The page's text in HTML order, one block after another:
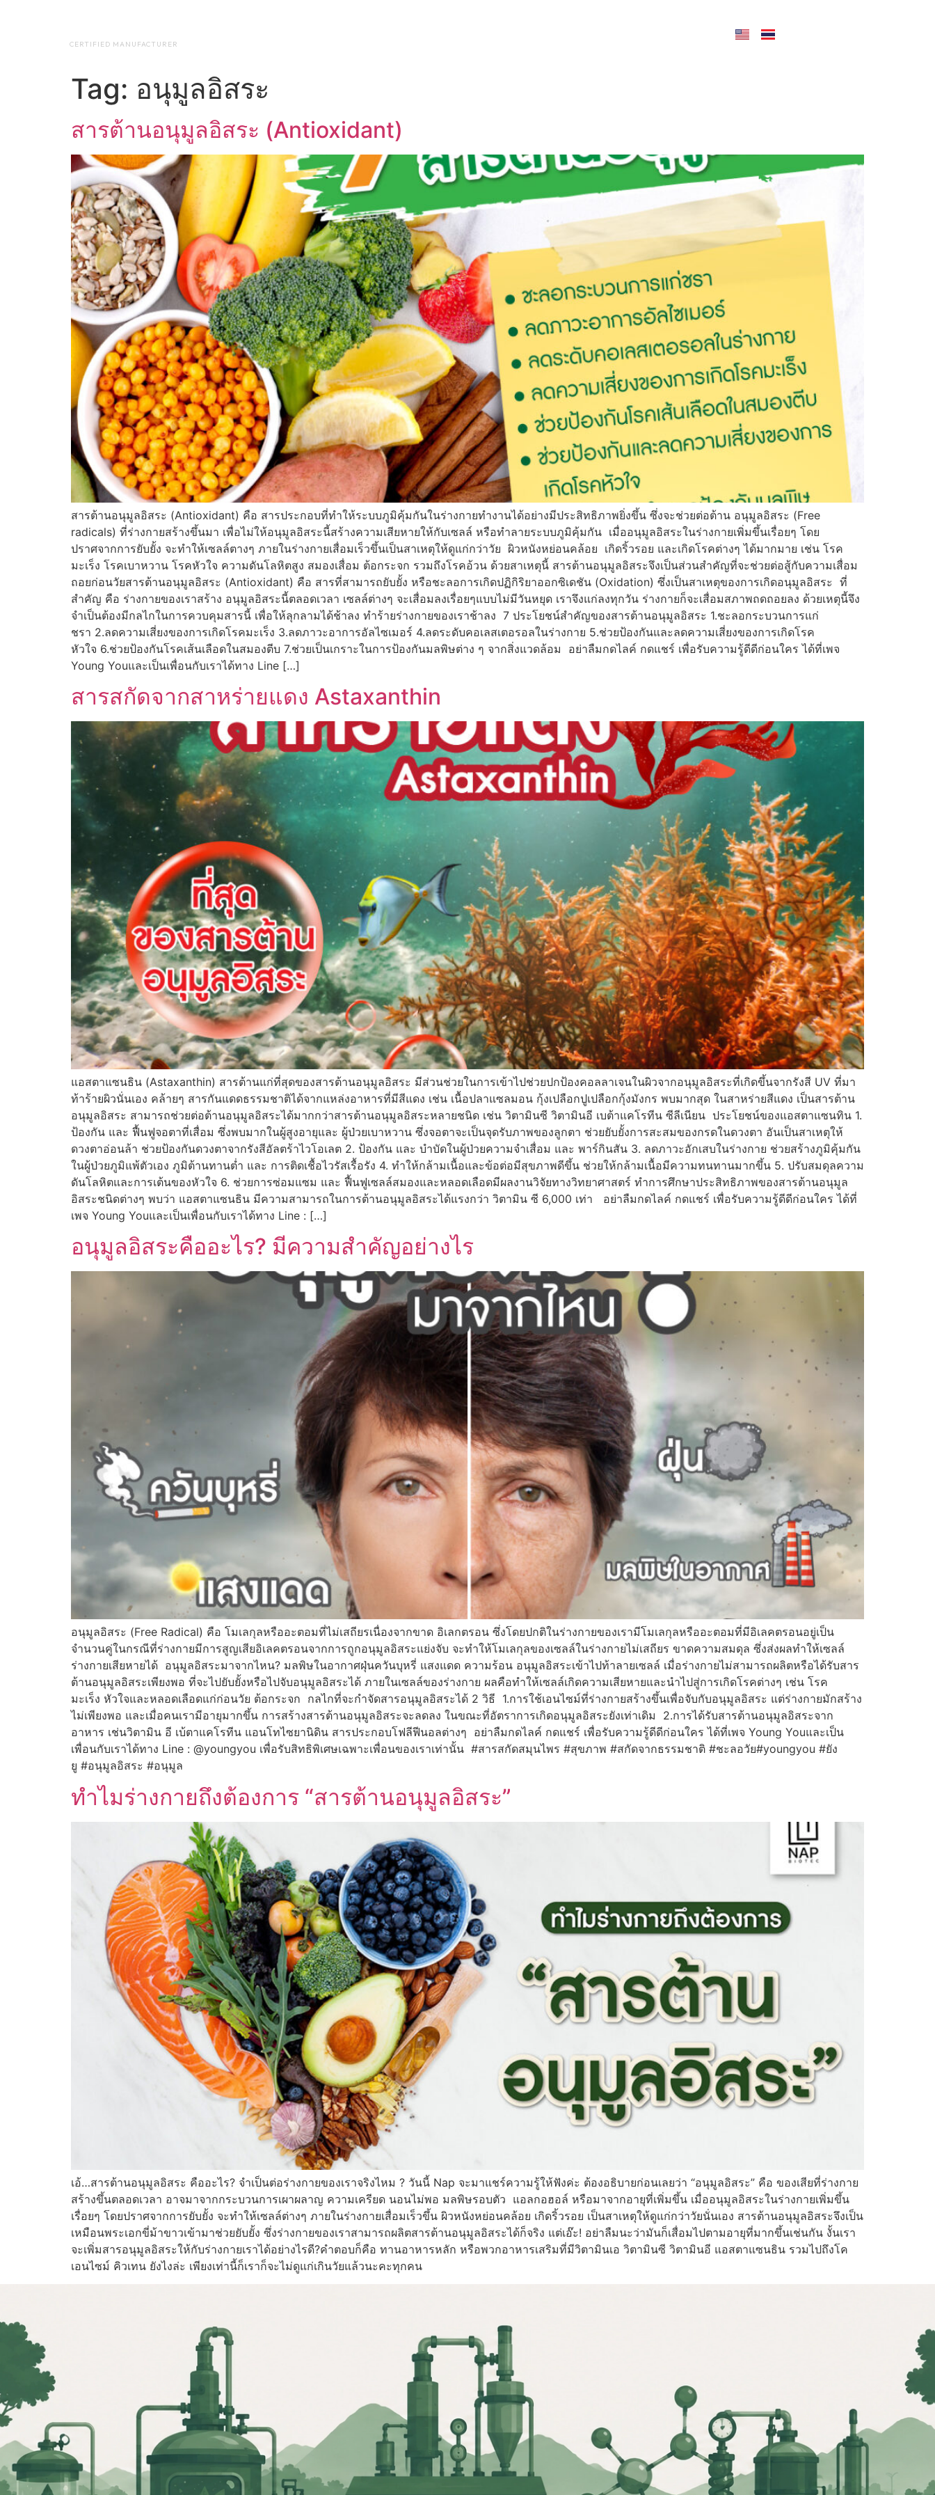
CERTIFIED MANUFACTURER
Tag: อนุมูลอิสระ
สารต้านอนุมูลอิสระ (Antioxidant)
สารต้านอนุมูลอิสระ (Antioxidant) คือ สารประกอบที่ทำให้ระบบภูมิคุ้มกันในร่างกายทำงานได้อย่างมีประสิทธิภาพยิ่งขึ้น ซึ่งจะช่วยต่อต้าน อนุมูลอิสระ (Free
radicals) ที่ร่างกายสร้างขึ้นมา เพื่อไม่ให้อนุมูลอิสระนี้สร้างความเสียหายให้กับเซลล์ หรือทำลายระบบภูมิคุ้มกัน เมื่ออนุมูลอิสระในร่างกายเพิ่มขึ้นเรื่อยๆ โดย
ปราศจากการยับยั้ง จะทำให้เซลล์ตางๆ ภายในร่างกายเสื่อมเร็วขึ้นเป็นสาเหตุให้ดูแก่กว่าวัย ผิวหนังหย่อนคล้อย เกิดริ้วรอย และเกิดโรคต่างๆ ได้มากมาย เช่น โรค
มะเร็ง โรคเบาหวาน โรคหัวใจ ความดันโลหิตสูง สมองเสื่อม ต้อกระจก รวมถึงโรคอ้วน ด้วยสาเหตุนี้ สารต้านอนุมูลอิสระจึงเป็นส่วนสำคัญที่จะช่วยต่อสู้กับความเสื่อม
ถอยก่อนวัยสารต้านอนุมูลอิสระ (Antioxidant) คือ สารที่สามารถยับยั้ง หรือชะลอการเกิดปฏิกิริยาออกซิเดชัน (Oxidation) ซึ่งเป็นสาเหตุของการเกิดอนุมูลอิสระ ที่
สำคัญ คือ ร่างกายของเราสร้าง อนุมูลอิสระนี้ตลอดเวลา เซลล์ต่างๆ จะเสื่อมลงเรื่อยๆแบบไม่มีวันหยุด เราจึงแก่ลงทุกวัน ร่างกายก็จะเสื่อมสภาพถดถอยลง ด้วยเหตุนี้จึง
จำเป็นต้องมีกลไกในการควบคุมสารนี้ เพื่อให้ลุกลามได้ช้าลง ทำร้ายร่างกายของเราช้าลง 7 ประโยชน์สำคัญของสารต้านอนุมูลอิสระ 1.ชะลอกระบวนการแก่
ชรา 2.ลดความเสี่ยงของการเกิดโรคมะเร็ง 3.ลดภาวะอาการอัลไซเมอร์ 4.ลดระดับคอเลสเตอรอลในร่างกาย 5.ช่วยป้องกันและลดความเสี่ยงของการเกิดโรค
หัวใจ 6.ช่วยป้องกันโรคเส้นเลือดในสมองตีบ 7.ช่วยเป็นเกราะในการป้องกันมลพิษต่าง ๆ จากสิ่งแวดล้อม อย่าลืมกดไลค์ กดแชร์ เพื่อรับความรู้ดีดีก่อนใคร ได้ที่เพจ
Young Youและเป็นเพื่อนกับเราได้ทาง Line […]
สารสกัดจากสาหร่ายแดง Astaxanthin
แอสตาแซนธิน (Astaxanthin) สารต้านแก่ที่สุดของสารต้านอนุมูลอิสระ มีส่วนช่วยในการเข้าไปช่วยปกป้องคอลลาเจนในผิวจากอนุมูลอิสระที่เกิดขึ้นจากรังสี UV ที่มา
ท้าร้ายผิวนั่นเอง คล้ายๆ สารกันแดดธรรมชาติได้จากแหล่งอาหารที่มีสีแดง เช่น เนื้อปลาแซลมอน กุ้งเปลือกปูเปลือกกุ้งมังกร พบมากสุด ในสาหร่ายสีแดง เป็นสารต้าน
อนุมูลอิสระ สามารถช่วยต่อต้านอนุมูลอิสระได้มากกว่าสารต้านอนุมูลอิสระหลายชนิด เช่น วิตามินซี วิตามินอี เบต้าแคโรทีน ซีลีเนียน ประโยชน์ของแอสตาแซนทิน 1.
ป้องกัน และ ฟื้นฟูจอตาที่เสื่อม ซึ่งพบมากในผู้สูงอายุและ ผู้ป่วยเบาหวาน ซึ่งจอตาจะเป็นจุดรับภาพของลูกตา ช่วยยับยั้งการสะสมของกรดในดวงตา อันเป็นสาเหตุให้
ดวงตาอ่อนล้า ช่วยป้องกันดวงตาจากรังสีอัลตร้าไวโอเลต 2. ป้องกัน และ บำบัดในผู้ป่วยความจำเสื่อม และ พาร์กินสัน 3. ลดภาวะอักเสบในร่างกาย ช่วยสร้างภูมิคุ้มกัน
ในผู้ป่วยภูมิแพ้ตัวเอง ภูมิต้านทานต่ำ และ การติดเชื้อไวรัสเรื้อรัง 4. ทำให้กล้ามเนื้อและข้อต่อมีสุขภาพดีขึ้น ช่วยให้กล้ามเนื้อมีความทนทานมากขึ้น 5. ปรับสมดุลความ
ดันโลหิตและการเต้นของหัวใจ 6. ช่วยการซ่อมแซม และ ฟื้นฟูเซลล์สมองและหลอดเลือดมีผลงานวิจัยทางวิทยาศาสตร์ ทำการศึกษาประสิทธิภาพของสารต้านอนุมูล
อิสระชนิดต่างๆ พบว่า แอสตาแซนธิน มีความสามารถในการต้านอนุมูลอิสระได้แรงกว่า วิตามิน ซี 6,000 เท่า อย่าลืมกดไลค์ กดแชร์ เพื่อรับความรู้ดีดีก่อนใคร ได้ที่
เพจ Young Youและเป็นเพื่อนกับเราได้ทาง Line : […]
อนุมูลอิสระคืออะไร? มีความสำคัญอย่างไร
อนุมูลอิสระ (Free Radical) คือ โมเลกุลหรืออะตอมที่ไม่เสถียรเนื่องจากขาด อิเลกตรอน ซึ่งโดยปกติในร่างกายของเรามีโมเลกุลหรืออะตอมที่มีอิเลคตรอนอยู่เป็น
จำนวนคู่ในกรณีที่ร่างกายมีการสูญเสียอิเลคตรอนจากการถูกอนุมูลอิสระแย่งจับ จะทำให้โมเลกุลของเซลล์ในร่างกายไม่เสถียร ขาดความสมดุล ซึ่งส่งผลทำให้เซลล์
ร่างกายเสียหายได้ อนุมูลอิสระมาจากไหน? มลพิษในอากาศฝุ่นควันบุหรี่ แสงแดด ความร้อน อนุมูลอิสระเข้าไปท้าลายเซลล์ เมื่อร่างกายไม่สามารถผลิตหรือได้รับสาร
ต้านอนุมูลอิสระเพียงพอ ที่จะไปยับยั้งหรือไปจับอนุมูลอิสระได้ ภายในเซลล์ของร่างกาย ผลคือทำให้เซลล์เกิดความเสียหายและนำไปสู่การเกิดโรคต่างๆ เช่น โรค
มะเร็ง หัวใจและหลอดเลือดแก่ก่อนวัย ต้อกระจก กลไกที่จะกำจัดสารอนุมูลอิสระได้ 2 วิธี 1.การใช้เอนไซม์ที่ร่างกายสร้างขึ้นเพื่อจับกับอนุมูลอิสระ แต่ร่างกายมักสร้าง
ไม่เพียงพอ และเมื่อคนเรามีอายุมากขึ้น การสร้างสารต้านอนุมูลอิสระจะลดลง ในขณะที่อัตราการเกิดอนุมูลอิสระยังเท่าเดิม 2.การได้รับสารต้านอนุมูลอิสระจาก
อาหาร เช่นวิตามิน อี เบ้ตาแคโรทีน แอนโทไซยานิดิน สารประกอบโฟลีฟีนอลต่างๆ อย่าลืมกดไลค์ กดแชร์ เพื่อรับความรู้ดีดีก่อนใคร ได้ที่เพจ Young Youและเป็น
เพื่อนกับเราได้ทาง Line : @youngyou เพื่อรับสิทธิพิเศษเฉพาะเพื่อนของเราเท่านั้น #สารสกัดสมุนไพร #สุขภาพ #สกัดจากธรรมชาติ #ชะลอวัย#youngyou #ยัง
ยู #อนุมูลอิสระ #อนุมูล
ทำไมร่างกายถึงต้องการ “สารต้านอนุมูลอิสระ”
เอ้…สารต้านอนุมูลอิสระ คืออะไร? จำเป็นต่อร่างกายของเราจริงไหม ? วันนี้ Nap จะมาแชร์ความรู้ให้ฟังค่ะ ต้องอธิบายก่อนเลยว่า “อนุมูลอิสระ” คือ ของเสียที่ร่างกาย
สร้างขึ้นตลอดเวลา อาจมาจากกระบวนการเผาผลาญ ความเครียด นอนไม่พอ มลพิษรอบตัว แอลกอฮอล์ หรือมาจากอายุที่เพิ่มขึ้น เมื่ออนุมูลอิสระในร่างกายเพิ่มขึ้น
เรื่อยๆ โดยปราศจากการยับยั้ง จะทำให้เซลล์ต่างๆ ภายในร่างกายเสื่อมเร็วขึ้น ผิวหนังหย่อนคล้อย เกิดริ้วรอย เป็นสาเหตุให้ดูแก่กว่าวัยนั่นเอง สารต้านอนุมูลอิสระจึงเป็น
เหมือนพระเอกขี่ม้าขาวเข้ามาช่วยยับยั้ง ซึ่งร่างกายของเราสามารถผลิตสารต้านอนุมูลอิสระได้ก็จริง แต่เอ๊ะ! อย่าลืมนะว่ามันก็เสื่อมไปตามอายุที่มากขึ้นเช่นกัน งั้นเรา
จะเพิ่มสารอนุมูลอิสระให้กับร่างกายเราได้อย่างไรดี?คำตอบก็คือ ทานอาหารหลัก หรือพวกอาหารเสริมที่มีวิตามินเอ วิตามินซี วิตามินอี แอสตาแซนธิน รวมไปถึงโค
เอนไซม์ คิวเทน ยังไงล่ะ เพียงเท่านี้ก็เราก็จะไม่ดูแก่เกินวัยแล้วนะคะทุกคน